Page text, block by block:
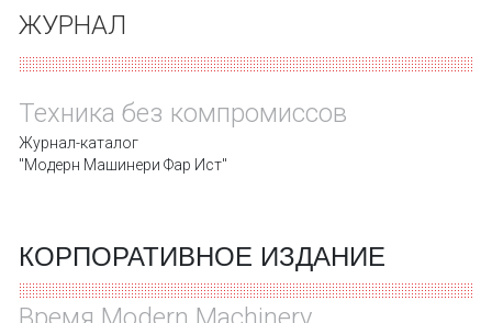
ЖУРНАЛ
Техника без компромиссов
Журнал-каталог
"Модерн Машинери Фар Ист"
КОРПОРАТИВНОЕ ИЗДАНИЕ